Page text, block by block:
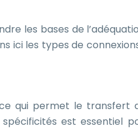
les bases de
ici les types de
qui permet le transfert
est essentiel